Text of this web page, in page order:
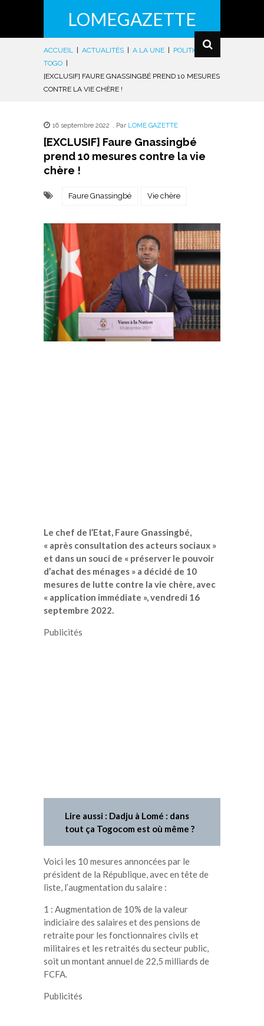
LOMEGAZETTE
ACCUEIL ACTUALITÉS A LA UNE POLITIQUE |
TOGO
[EXCLUSIF] FAURE GNASSINGBÉ PREND 10 MESURES
CONTRE LA VIE CHÈRE !
16 septembre 2022 , Par LOME GAZETTE
[EXCLUSIF] Faure Gnassingbé
prend 10 mesures contre la vie
chère !
Faure Gnassingbé Vie chère
Le chef de l’Etat, Faure Gnassingbé,
« après consultation des acteurs sociaux »
et dans un souci de « préserver le pouvoir
d’achat des ménages » a décidé de 10
mesures de lutte contre la vie chère, avec
« application immédiate », vendredi 16
septembre 2022.
Publicités
Lire aussi : Dadju à Lomé : dans
tout ça Togocom est où même ?
Voici les 10 mesures annoncées par le
président de la République, avec en tête de
liste, l’augmentation du salaire :
1 : Augmentation de 10% de la valeur
indiciaire des salaires et des pensions de
retraite pour les fonctionnaires civils et
militaires et les retraités du secteur public,
soit un montant annuel de 22,5 milliards de
FCFA.
Publicités